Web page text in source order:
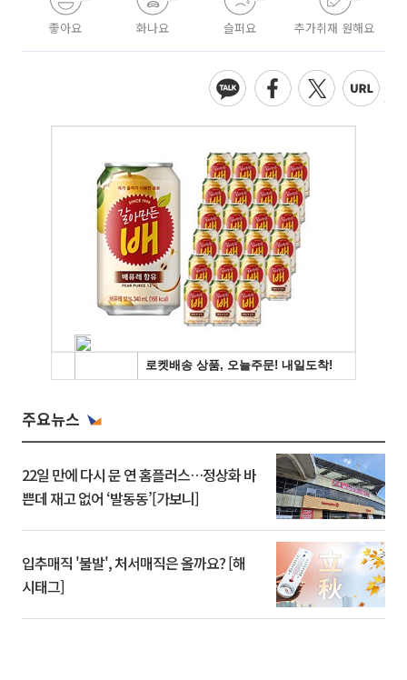
좋아요 화나요 슬퍼요 추가취재 원해요
주요뉴스
22일 만에 다시 문 연 홈플러스…정상화 바
쁜데 재고 없어 ‘발동동’[가보니]
입추매직 '불발', 처서매직은 올까요? [해
시태그]